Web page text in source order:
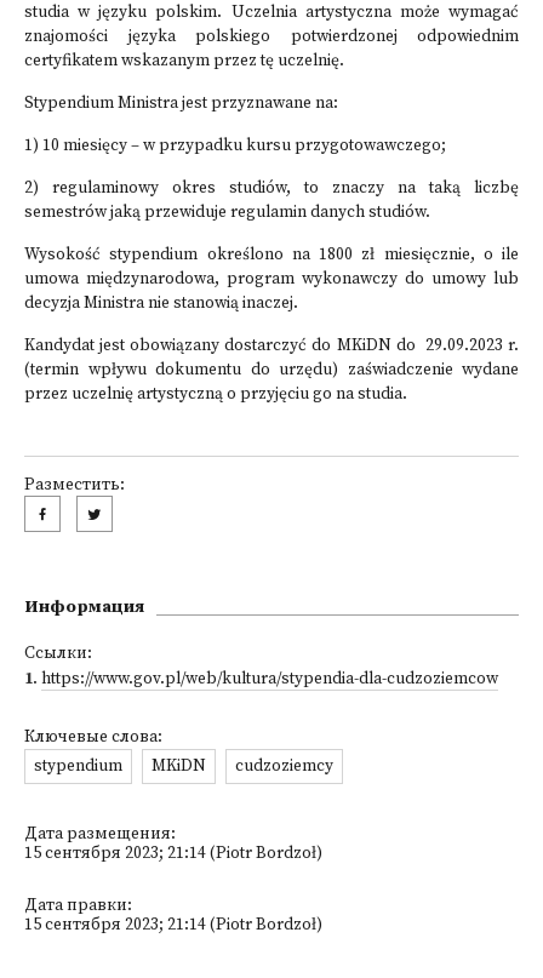
studia w języku polskim. Uczelnia artystyczna może wymagać
znajomości języka polskiego potwierdzonej odpowiednim
certyfikatem wskazanym przez tę uczelnię.
Stypendium Ministra jest przyznawane na:
1) 10 miesięcy – w przypadku kursu przygotowawczego;
2) regulaminowy okres studiów, to znaczy na taką liczbę
semestrów jaką przewiduje regulamin danych studiów.
Wysokość stypendium określono na 1800 zł miesięcznie, o ile
umowa międzynarodowa, program wykonawczy do umowy lub
decyzja Ministra nie stanowią inaczej.
Kandydat jest obowiązany dostarczyć do MKiDN do 29.09.2023 r.
(termin wpływu dokumentu do urzędu) zaświadczenie wydane
przez uczelnię artystyczną o przyjęciu go na studia.
Разместить:
Информация
Ссылки:
1. https://www.gov.pl/web/kultura/stypendia-dla-cudzoziemcow
Ключевые слова:
stypendium
MKiDN cudzoziemcy
Дата размещения:
15 сентября 2023; 21:14 (Piotr Bordzoł)
Дата правки:
15 сентября 2023; 21:14 (Piotr Bordzoł)